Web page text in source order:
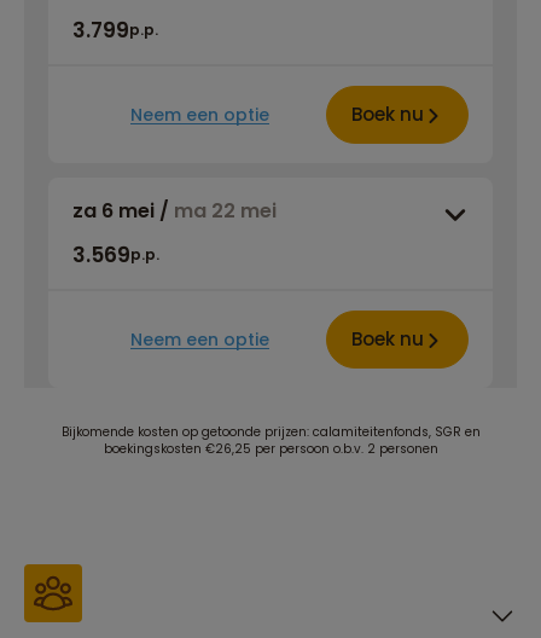
3.799p.p.
Neem een optie Boek nu
za 6 mei / ma 22 mei
3.569p.p.
Neem een optie Boek nu
Bijkomende kosten op getoonde prijzen: calamiteitenfonds, SGR en
boekingskosten €26,25 per persoon o.b.v. 2 personen